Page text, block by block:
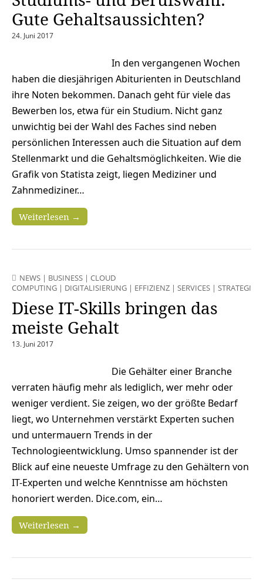
Gute Gehaltsaussichten?
24. Juni 2017
In den vergangenen Wochen
haben die diesjährigen Abiturienten in Deutschland
ihre Noten bekommen. Danach geht für viele das
Bewerben los, etwa für ein Studium. Nicht ganz
unwichtig bei der Wahl des Faches sind neben
persönlichen Interessen auch die Situation auf dem
Stellenmarkt und die Gehaltsmöglichkeiten. Wie die
Grafik von Statista zeigt, liegen Mediziner und
Zahnmediziner…
Weiterlesen →
NEWS | BUSINESS | CLOUD
COMPUTING | DIGITALISIERUNG | EFFIZIENZ | SERVICES | STRATEGIEN
Diese IT-Skills bringen das
meiste Gehalt
13. Juni 2017
Die Gehälter einer Branche
verraten häufig mehr als lediglich, wer mehr oder
weniger verdient. Sie zeigen, wo der größte Bedarf
liegt, wo Unternehmen verstärkt Experten suchen
und untermauern Trends in der
Technologieentwicklung. Umso spannender ist der
Blick auf eine neueste Umfrage zu den Gehältern von
IT-Experten und welche Kenntnisse am höchsten
honoriert werden. Dice.com, ein…
Weiterlesen →